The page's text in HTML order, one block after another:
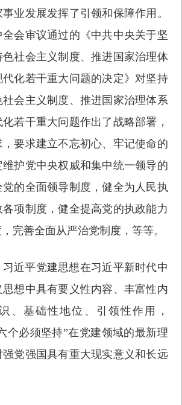
业发展发挥了引领和保障作用。
会审议通过的《中共中央关于坚
社会主义制度、推进国家治理体
化若干重大问题的决定》对坚持
会主义制度、推进国家治理体系
若干重大问题作出了战略部署，
要求建立不忘初心、牢记使命的
护党中央权威和集中统一领导的
的全面领导制度，健全为人民执
项制度，健全提高党的执政能力
完善全面从严治党制度，等等。
近平党建思想在习近平新时代中
想中具有要义性内容、丰富性内
、基础性地位、引领性作用，
个必须坚持”在党建领域的最新理
党强国具有重大现实意义和长远